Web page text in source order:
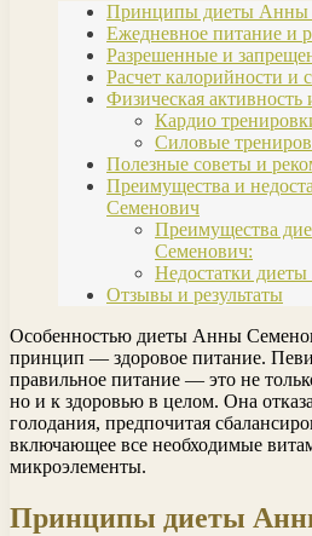
Принципы диеты Анны
Ежедневное питание и
Разрешенные и
Расчет калорийности и
Физическая активность
Кардио
Силовые
Полезные советы и
Преимущества и
Семенович
Преимущества
Семенович:
Недостатки
Отзывы и результаты
Особенностью диеты Анны
принцип — здоровое питание.
правильное питание — это не
но и к здоровью в целом. Она
голодания, предпочитая
включающее все необходимые
микроэлементы.
Принципы диеты